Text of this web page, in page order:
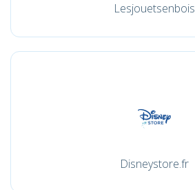
Lesjouetsenbois
Disneystore.fr